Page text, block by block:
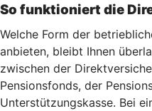
So funktioniert die
Welche Form der
anbieten, bleibt Ihnen
zwischen der
Pensionsfonds, der
Unterstützungskasse. Bei